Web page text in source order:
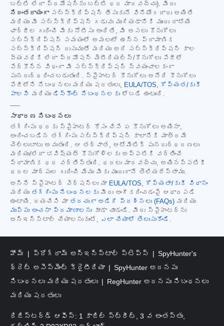
బట్టి లేదా ప్రమోషన్‌ను బట్టి ధర మారవచ్చు). మీరు
నిరంతరాయంగాసబ్‌స్క్రిప్షన్ తీసుకునే వినియోగదారు అయితే
మరియు మీ సబ్‌స్క్రిప్షన్ గడువు ముగియడానికి ముందు రాబోయే
ఛార్జీల గురించి మీకు నోటీసు అందితే, మీ అసలు కొనుగోలు
సబ్‌స్క్రిప్షన్ సమయంలో అమలులో ఉన్న ప్రామాణిక
సబ్‌స్క్రిప్షన్ రుసుముతో మరియు అదే సబ్‌స్క్రిప్షన్ కాల
వ్యవధికి లేదా ప్రమోషన్ మెటీరియల్స్/కొనుగోలు పేజీలో
పేర్కొన్న విధంగా మీ సబ్‌స్క్రిప్షన్ స్వయంచాలకంగా
పునరుద్ధరించబడుతుంది. స్పైహంటర్ కొనుగోలు అనేది కొనుగోలు
పేజీలోని నిబంధనలు మరియు షరతులు, EULA/TOS, గోప్యత/కుకీ
పాలసీ మరియు డిస్కౌంట్ నిబంధనలకు లోబడి ఉంటుంది.
-----
సాధారణ నిబంధనలు
తగ్గింపు ధరకు స్పైహంటర్ కోసం చేసే ఏ కొనుగోలు అయినా,
అందించబడిన తగ్గింపు సబ్‌స్క్రిప్షన్ కాలానికి మాత్రమే
చెల్లుబాటు అవుతుంది. ఆ తర్వాత, ఆటోమేటిక్ పునరుద్ధరణలు
మరియు/లేదా భవిష్యత్ కొనుగోళ్లకు అప్పటికి వర్తించే
ప్రామాణిక ధర వర్తిస్తుంది. ధరలు మారవచ్చు, అయినప్పటికీ
ధరల మార్పుల గురించి మేము మీకు ముందుగానే తెలియజేస్తాము.
అన్ని స్పైహంటర్ వెర్షన్‌లు మా EULA/TOS, గోప్యతా/కుకీ విధానం
మరియు తగ్గింపు నిబంధనలకు మీరు అంగీకరించడంపై ఆధారపడి
ఉంటాయి. దయచేసి మా తరచుగా అడిగే ప్రశ్నలు (FAQs) మరియు
ముప్పు అంచనా ప్రమాణాలను కూడా చూడండి. మీరు స్పైహంటర్‌ను
అన్‌ఇన్‌స్టాల్ చేయాలనుకుంటే, ఎలా చేయాలో తెలుసుకోండి .
హోమ్ ప్రోగ్రామ్ అన్‌ఇన్‌స్టాల్ స్టెప్స్
SpyHunter's
థ్రెట్ అసెస్‌మెంట్ క్రైటీరియా
SpyHunter అదనపు
నిబంధనలు మరియు షరతులు
RegHunter అదనపు నిబంధనలు
మరియు షరతులు
రిజిస్టర్డ్ ఆఫీస్: 1 కాజిల్ స్ట్రీట్, 3 వ అంతస్తు,